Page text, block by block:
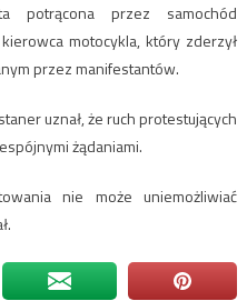
potrącona przez samochód
motocykla, który zderzył
przez manifestantów.
uznał, że ruch protestujących
żądaniami.
nie może uniemożliwiać